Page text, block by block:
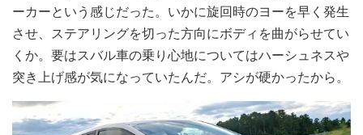
ーカーという感じだった。いかに旋回時のヨーを早く発生
させ、ステアリングを切った方向にボディを曲がらせてい
くか。要はスバル車の乗り心地についてはハーシュネスや
突き上げ感が気になっていたんだ。アシが硬かったから。